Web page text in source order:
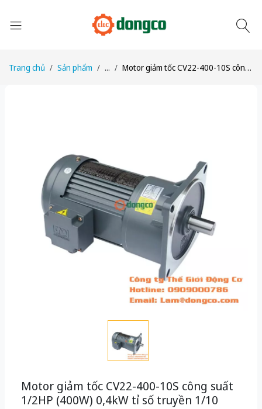
Trang chủ Sản phẩm ... Motor giảm tốc CV22-400-10S công suất 1/2HP (400W) 0,4kW tỉ số truyền 1/10
Motor giảm tốc CV22-400-10S công suất
1/2HP (400W) 0,4kW tỉ số truyền 1/10